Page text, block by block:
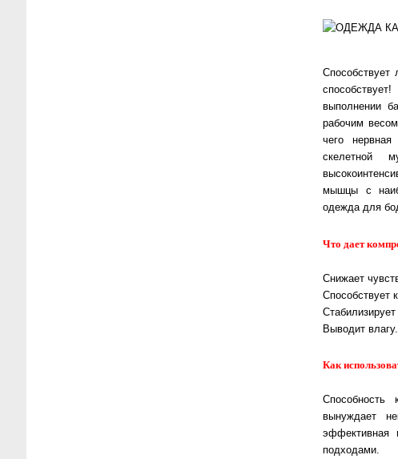
Способствует
выполнении
рабочим
чего
скелетной
мышцы с
одежда для
Что дает
Снижает
Способствует
Выводит влагу.
Как
Способность
вынуждает
подходами.